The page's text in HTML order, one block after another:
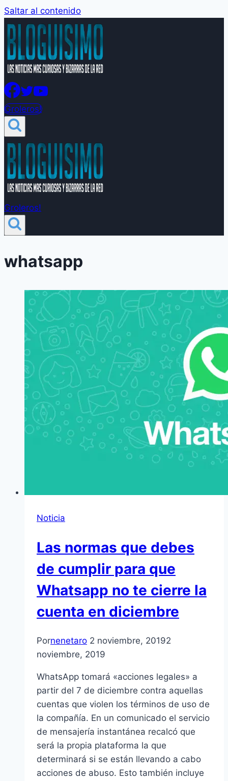
Saltar al contenido
Groleros!
Groleros!
whatsapp
Noticia
Las normas que debes
de cumplir para que
Whatsapp no te cierre la
cuenta en diciembre
Pornenetaro 2 noviembre, 20192
noviembre, 2019
WhatsApp tomará «acciones legales» a
partir del 7 de diciembre contra aquellas
cuentas que violen los términos de uso de
la compañía. En un comunicado el servicio
de mensajería instantánea recalcó que
será la propia plataforma la que
determinará si se están llevando a cabo
acciones de abuso. Esto también incluye